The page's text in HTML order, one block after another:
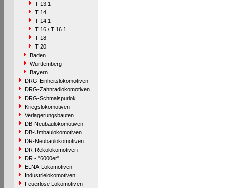
T 13.1
T 14
T 14.1
T 16 / T 16.1
T 18
T 20
Baden
Württemberg
Bayern
DRG-Einheitslokomotiven
DRG-Zahnradlokomotiven
DRG-Schmalspurlok.
Kriegslokomotiven
Verlagerungsbauten
DB-Neubaulokomotiven
DB-Umbaulokomotiven
DR-Neubaulokomotiven
DR-Rekolokomotiven
DR - "6000er"
ELNA-Lokomotiven
Industrielokomotiven
Feuerlose Lokomotiven